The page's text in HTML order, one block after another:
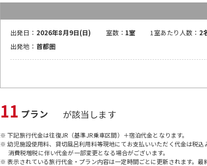
出発日： 2026年8月9日(日) 室数： 1室 1室あたり人数： 2
出発地： 首都圏
11 プラン が該当します
※ 下記旅行代金は往復JR（基準JR乗車区間）＋宿泊代金となります。
※ 幼児施設使用料、貸切風呂利用料等現地にてお支払いいただく代金は税込
消費税増税に伴い代金が一部変更となる場合がございます。
※ 表示されている旅行代金・プラン内容は一定時間ごとに更新されます。最